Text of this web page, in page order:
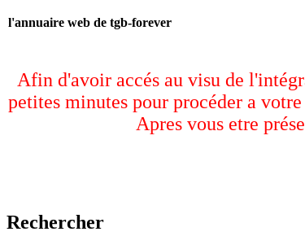
l'annuaire web de tgb-forever
Afin d'avoir accés au visu de
petites minutes pour procéder a
Apres vous etre
Rechercher